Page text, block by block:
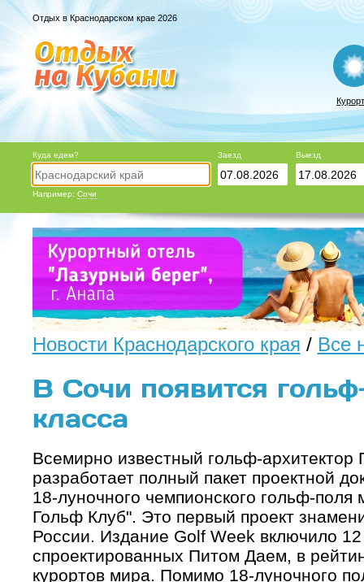
Отдых в Краснодарском крае 2026
Куда едем?
Например: Сочи
Заезд Выезд
Новости Краснодарского края / Все
В Сочи появится
класса
Всемирно известный гольф-архитектор
разработает полный пакет проектной
18-луночного чемпионского гольф-поля
Гольф Клуб". Это первый проект
России. Издание Golf Week включило
спроектированных Питом Даем, в
курортов мира. Помимо 18-луночного